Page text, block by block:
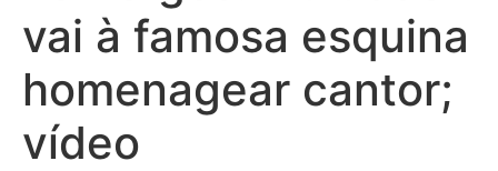
vai à famosa esquina
homenagear cantor;
vídeo